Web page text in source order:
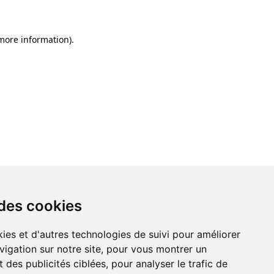
cookies
et d'autres technologies de suivi pour améliorer
sur notre site, pour vous montrer un
des publicités ciblées, pour analyser le trafic de
information).